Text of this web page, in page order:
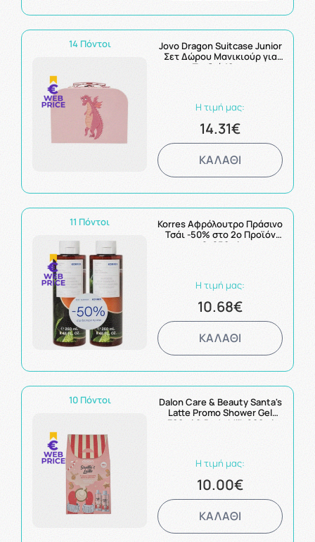
14 Πόντοι
Jovo Dragon Suitcase Junior
Σετ Δώρου Μανικιούρ για
Παιδιά 10τεμ
Η τιμή μας:
14.31€
ΚΑΛΑΘΙ
11 Πόντοι
Korres Αφρόλουτρο Πράσινο
Τσάι -50% στο 2ο Προϊόν
2x250ml
Η τιμή μας:
10.68€
ΚΑΛΑΘΙ
10 Πόντοι
Dalon Care & Beauty Santa's
Latte Promo Shower Gel
300ml & Body Milk 200ml
Cappuccino
Η τιμή μας:
10.00€
ΚΑΛΑΘΙ